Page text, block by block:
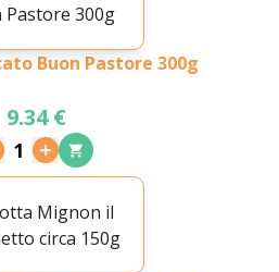
Buon Pastore 300g
9.34 €
1